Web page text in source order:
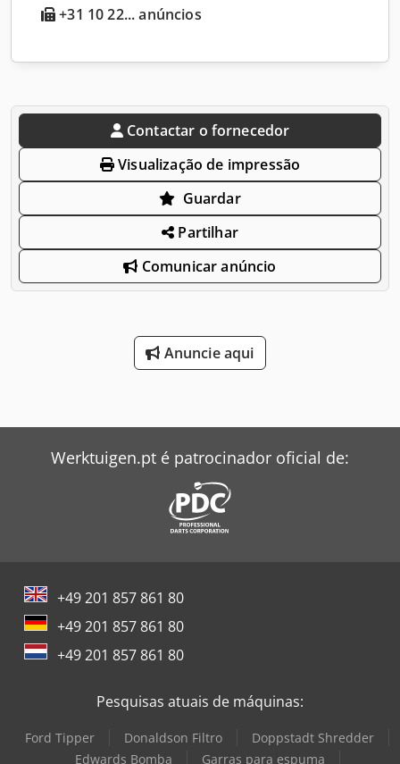
+31 10 22... anúncios
Contactar o fornecedor
Visualização de impressão
Guardar
Partilhar
Comunicar anúncio
Anuncie aqui
Werktuigen.pt é patrocinador oficial de:
+49 201 857 861 80
+49 201 857 861 80
+49 201 857 861 80
Pesquisas atuais de máquinas:
Ford Tipper Donaldson Filtro
Doppstadt Shredder
Edwards Bomba
Garras para espuma